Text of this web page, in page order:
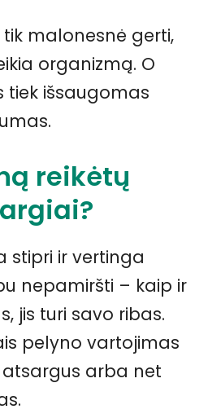
malonesnė gerti,
organizmą. O
tiek išsaugomas
reikėtų
stipri ir vertinga
nepamiršti – kaip ir
jis turi savo ribas.
pelyno vartojimas
arba net